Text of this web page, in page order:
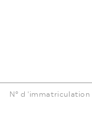
N° d 'immatriculation